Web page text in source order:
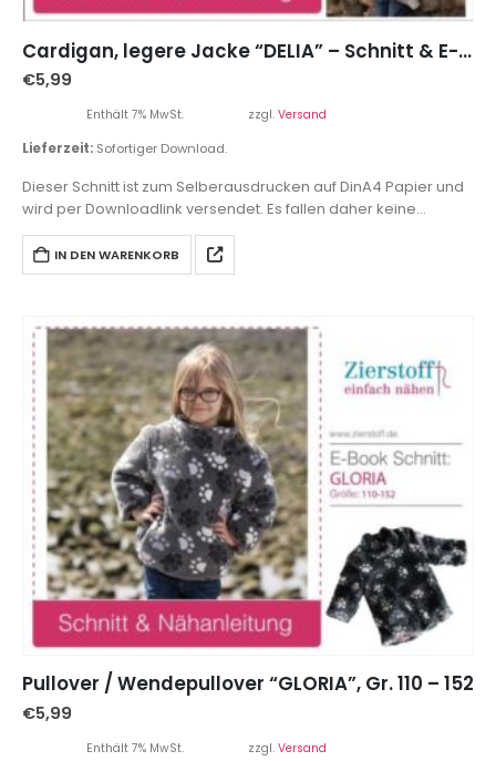
Cardigan, legere Jacke “DELIA” – Schnitt & E-Book, Gr. 110 – 152
€5,99
Enthält 7% MwSt. zzgl. Versand
Lieferzeit: Sofortiger Download.
Dieser Schnitt ist zum Selberausdrucken auf DinA4 Papier und
wird per Downloadlink versendet. Es fallen daher keine
Versandkosten an.
IN DEN WARENKORB
Pullover / Wendepullover “GLORIA”, Gr. 110 – 152
€5,99
Enthält 7% MwSt. zzgl. Versand